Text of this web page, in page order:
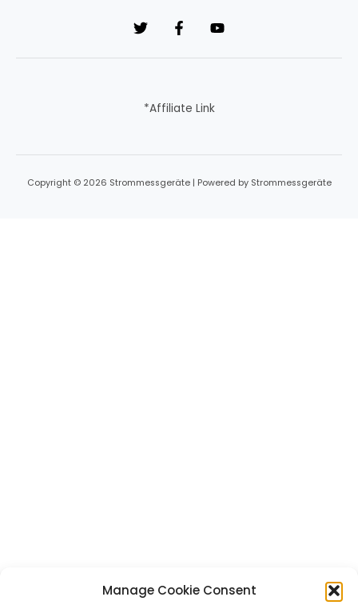
Manage Cookie Consent
*Affiliate Link
Copyright © 2026 Strommessgeräte | Powered by Strommessgeräte